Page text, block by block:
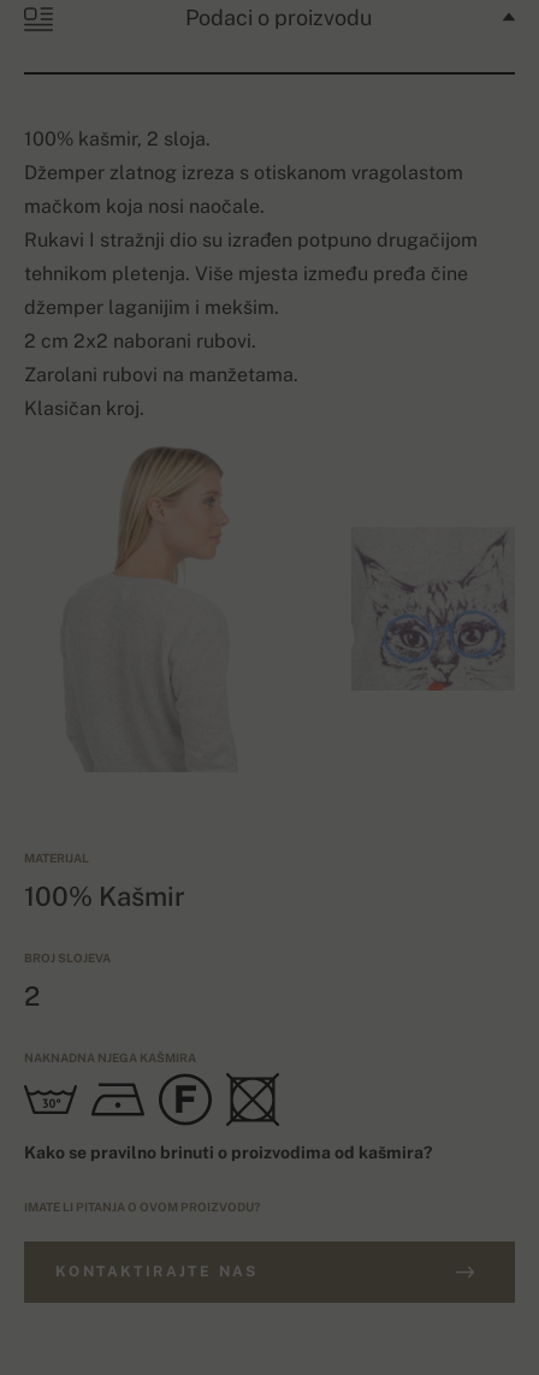
Podaci o proizvodu
100% kašmir, 2 sloja.
Džemper zlatnog izreza s otiskanom vragolastom
mačkom koja nosi naočale.
Rukavi I stražnji dio su izrađen potpuno drugačijom
tehnikom pletenja. Više mjesta između pređa čine
džemper laganijim i mekšim.
2 cm 2x2 naborani rubovi.
Zarolani rubovi na manžetama.
Klasičan kroj.
MATERIJAL
100% Kašmir
BROJ SLOJEVA
2
NAKNADNA NJEGA KAŠMIRA
Kako se pravilno brinuti o proizvodima od kašmira?
IMATE LI PITANJA O OVOM PROIZVODU?
KONTAKTIRAJTE NAS